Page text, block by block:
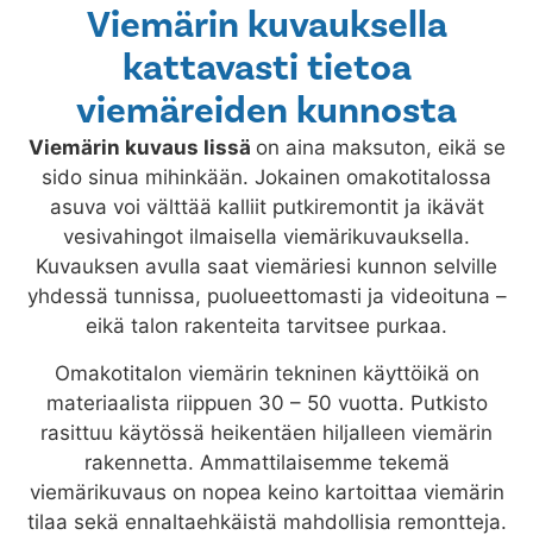
Viemärin kuvauksella
kattavasti tietoa
viemäreiden kunnosta
Viemärin kuvaus Iissä on aina maksuton, eikä se
sido sinua mihinkään. Jokainen omakotitalossa
asuva voi välttää kalliit putkiremontit ja ikävät
vesivahingot ilmaisella viemärikuvauksella.
Kuvauksen avulla saat viemäriesi kunnon selville
yhdessä tunnissa, puolueettomasti ja videoituna –
eikä talon rakenteita tarvitsee purkaa.
Omakotitalon viemärin tekninen käyttöikä on
materiaalista riippuen 30 – 50 vuotta. Putkisto
rasittuu käytössä heikentäen hiljalleen viemärin
rakennetta. Ammattilaisemme tekemä
viemärikuvaus on nopea keino kartoittaa viemärin
tilaa sekä ennaltaehkäistä mahdollisia remontteja.